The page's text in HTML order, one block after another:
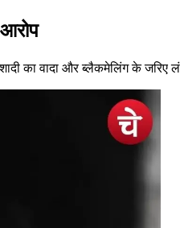
का वादा और ब्लैकमेलिंग के